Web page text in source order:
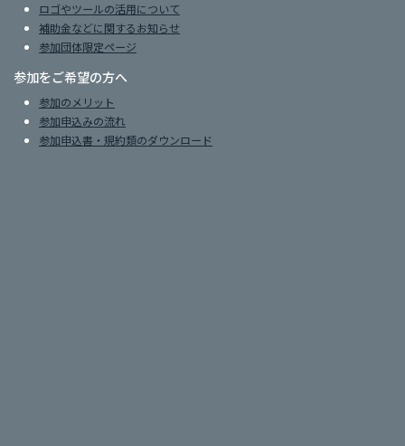
ロゴやツールの活用について
補助金などに関するお知らせ
参加団体限定ページ
参加をご希望の方へ
参加のメリット
参加申込みの流れ
参加申込書・規約類のダウンロード